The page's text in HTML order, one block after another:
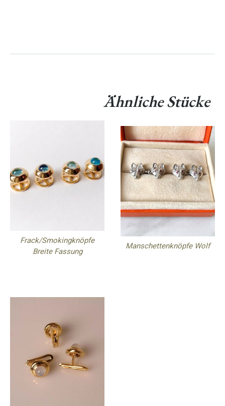
Ähnliche Stücke
Frack/Smokingknöpfe
Breite Fassung
Manschettenknöpfe Wolf